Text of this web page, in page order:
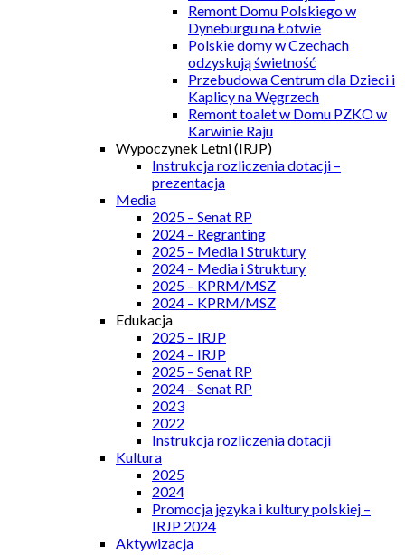
Remont Domu Polskiego w
Dyneburgu na Łotwie
Polskie domy w Czechach
odzyskują świetność
Przebudowa Centrum dla Dzieci i
Kaplicy na Węgrzech
Remont toalet w Domu PZKO w
Karwinie Raju
Wypoczynek Letni (IRJP)
Instrukcja rozliczenia dotacji –
prezentacja
Media
2025 – Senat RP
2024 – Regranting
2025 – Media i Struktury
2024 – Media i Struktury
2025 – KPRM/MSZ
2024 – KPRM/MSZ
Edukacja
2025 – IRJP
2024 – IRJP
2025 – Senat RP
2024 – Senat RP
2023
2022
Instrukcja rozliczenia dotacji
Kultura
2025
2024
Promocja języka i kultury polskiej –
IRJP 2024
Aktywizacja